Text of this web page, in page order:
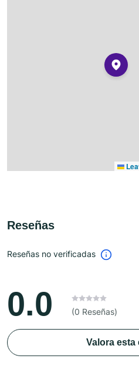
Reseñas
Reseñas no verificadas
0.0 (0 Reseñas)
Valora esta